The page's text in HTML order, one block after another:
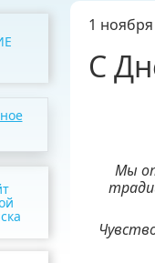
1 ноября
С
Мы